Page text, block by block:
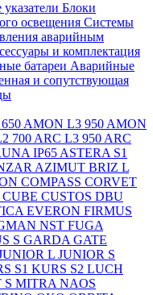
Блоки
освещения Системы
аварийным
и комплектация
батареи Аварийные
и сопутствующая
AMON L3 950 AMON
700 ARC L3 950 ARC
IP65 ASTERA S1
AZIMUT BRIZ L
COMPASS CORVET
CUBE CUSTOS DBU
EVERON FIRMUS
NST FUGA
S GARDA GATE
L JUNIOR S
S1 KURS S2 LUCH
S MITRA NAOS